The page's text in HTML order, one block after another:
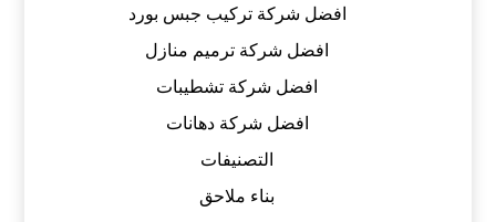
افضل شركة تركيب جبس بورد
افضل شركة ترميم منازل
افضل شركة تشطيبات
افضل شركة دهانات
التصنيفات
بناء ملاحق